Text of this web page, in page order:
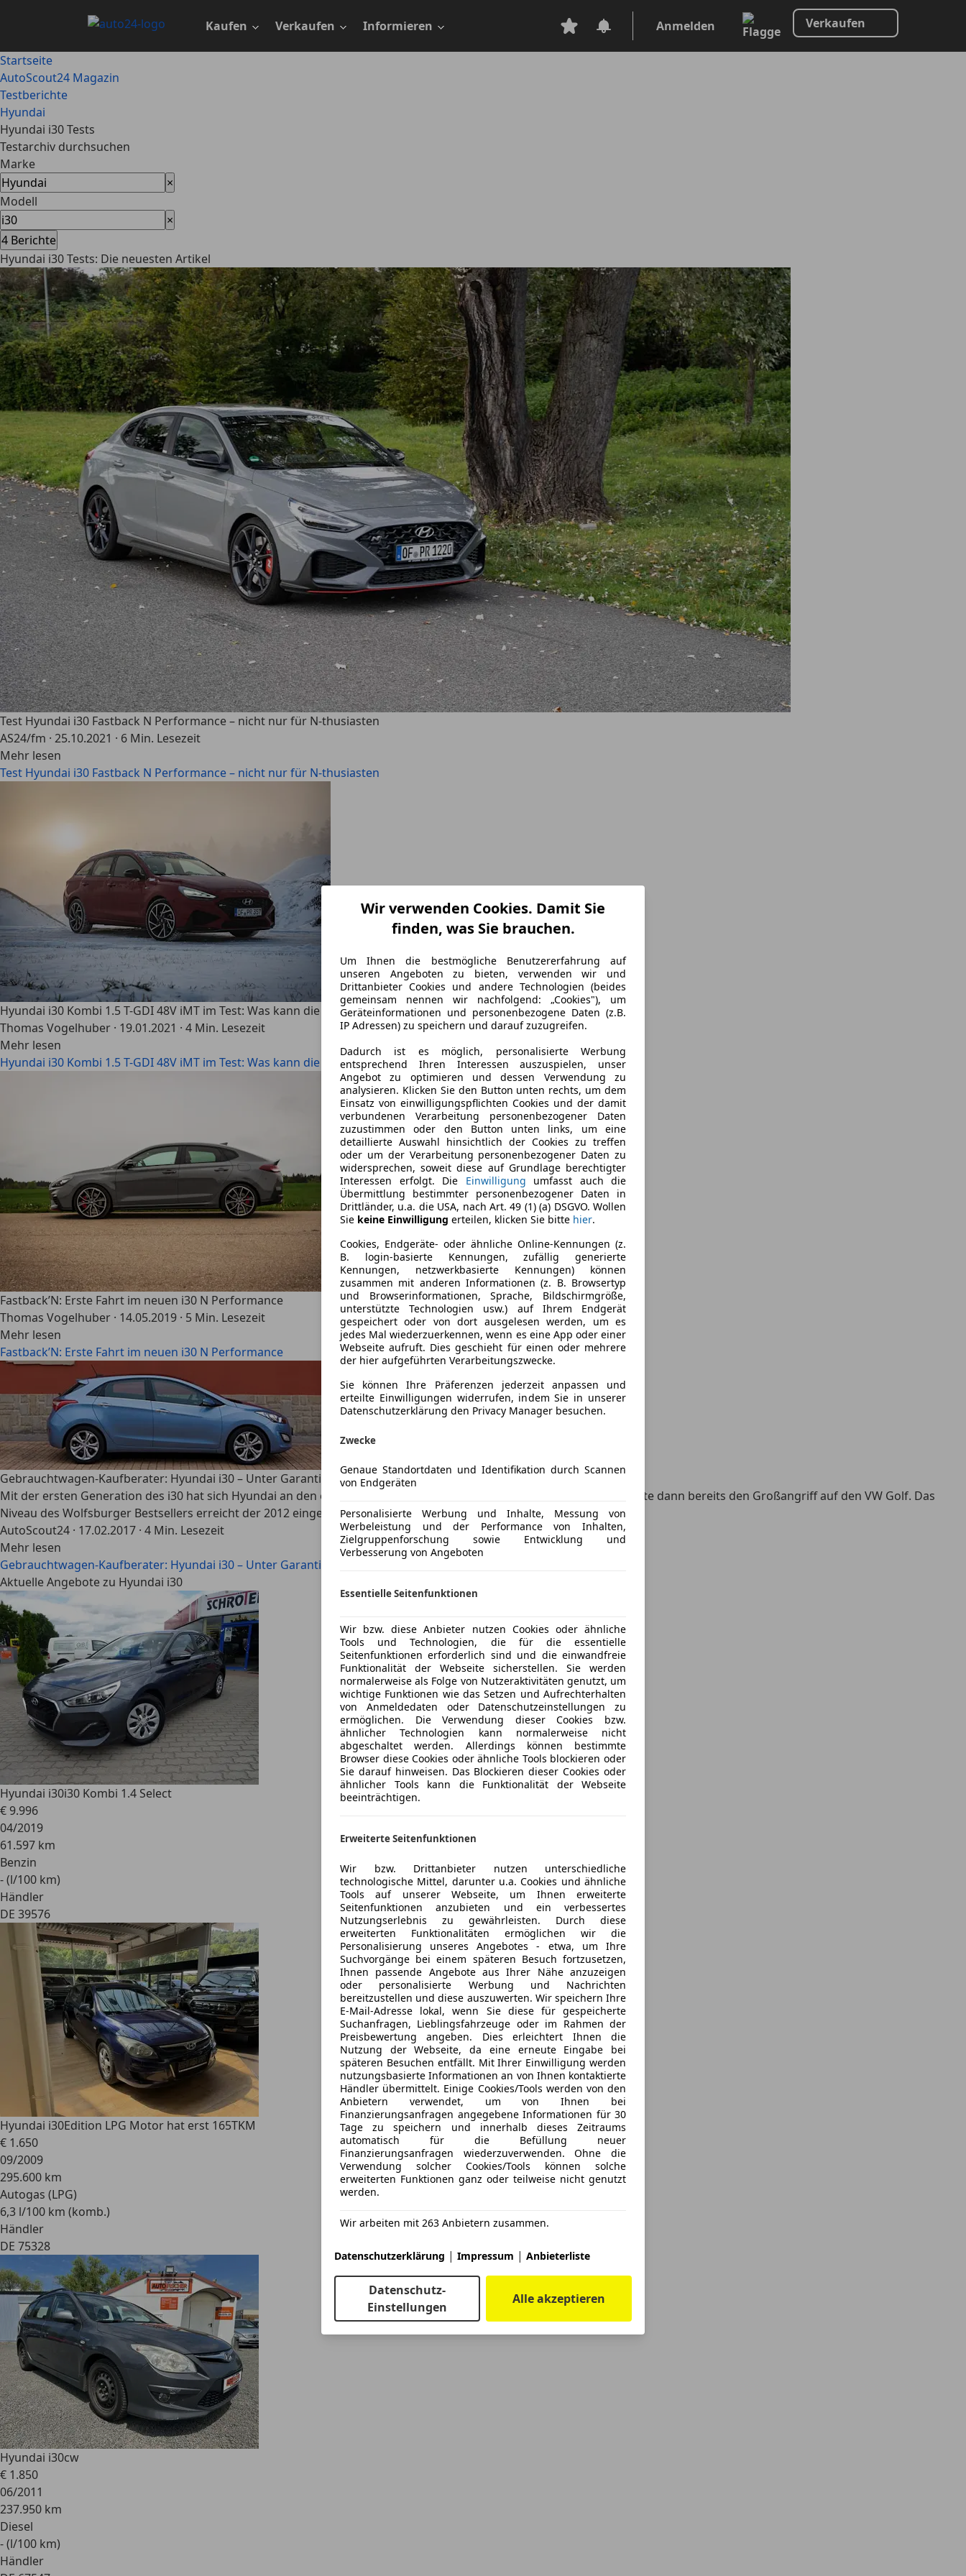
Kaufen Verkaufen Informieren Anmelden Verkaufen
Wir verwenden Cookies. Damit Sie
finden, was Sie brauchen.
Um Ihnen die bestmögliche Benutzererfahrung auf
unseren Angeboten zu bieten, verwenden wir und
Drittanbieter Cookies und andere Technologien (beides
gemeinsam nennen wir nachfolgend: „Cookies"), um
Geräteinformationen und personenbezogene Daten (z.B.
IP Adressen) zu speichern und darauf zuzugreifen.
Dadurch ist es möglich, personalisierte Werbung
entsprechend Ihren Interessen auszuspielen, unser
Angebot zu optimieren und dessen Verwendung zu
analysieren. Klicken Sie den Button unten rechts, um dem
Einsatz von einwilligungspflichten Cookies und der damit
verbundenen Verarbeitung personenbezogener Daten
zuzustimmen oder den Button unten links, um eine
detaillierte Auswahl hinsichtlich der Cookies zu treffen
oder um der Verarbeitung personenbezogener Daten zu
widersprechen, soweit diese auf Grundlage berechtigter
Interessen erfolgt. Die Einwilligung umfasst auch die
Übermittlung bestimmter personenbezogener Daten in
Drittländer, u.a. die USA, nach Art. 49 (1) (a) DSGVO. Wollen
Sie keine Einwilligung erteilen, klicken Sie bitte hier.
Cookies, Endgeräte- oder ähnliche Online-Kennungen (z.
B. login-basierte Kennungen, zufällig generierte
Kennungen, netzwerkbasierte Kennungen) können
zusammen mit anderen Informationen (z. B. Browsertyp
und Browserinformationen, Sprache, Bildschirmgröße,
unterstützte Technologien usw.) auf Ihrem Endgerät
gespeichert oder von dort ausgelesen werden, um es
jedes Mal wiederzuerkennen, wenn es eine App oder einer
Webseite aufruft. Dies geschieht für einen oder mehrere
der hier aufgeführten Verarbeitungszwecke.
Sie können Ihre Präferenzen jederzeit anpassen und
erteilte Einwilligungen widerrufen, indem Sie in unserer
Datenschutzerklärung den Privacy Manager besuchen.
Zwecke
Genaue Standortdaten und Identifikation durch Scannen
von Endgeräten
Personalisierte Werbung und Inhalte, Messung von
Werbeleistung und der Performance von Inhalten,
Zielgruppenforschung sowie Entwicklung und
Verbesserung von Angeboten
Essentielle Seitenfunktionen
Wir bzw. diese Anbieter nutzen Cookies oder ähnliche
Tools und Technologien, die für die essentielle
Seitenfunktionen erforderlich sind und die einwandfreie
Funktionalität der Webseite sicherstellen. Sie werden
normalerweise als Folge von Nutzeraktivitäten genutzt, um
wichtige Funktionen wie das Setzen und Aufrechterhalten
von Anmeldedaten oder Datenschutzeinstellungen zu
ermöglichen. Die Verwendung dieser Cookies bzw.
ähnlicher Technologien kann normalerweise nicht
abgeschaltet werden. Allerdings können bestimmte
Browser diese Cookies oder ähnliche Tools blockieren oder
Sie darauf hinweisen. Das Blockieren dieser Cookies oder
ähnlicher Tools kann die Funktionalität der Webseite
beeinträchtigen.
Erweiterte Seitenfunktionen
Wir bzw. Drittanbieter nutzen unterschiedliche
technologische Mittel, darunter u.a. Cookies und ähnliche
Tools auf unserer Webseite, um Ihnen erweiterte
Seitenfunktionen anzubieten und ein verbessertes
Nutzungserlebnis zu gewährleisten. Durch diese
erweiterten Funktionalitäten ermöglichen wir die
Personalisierung unseres Angebotes - etwa, um Ihre
Suchvorgänge bei einem späteren Besuch fortzusetzen,
Ihnen passende Angebote aus Ihrer Nähe anzuzeigen
oder personalisierte Werbung und Nachrichten
bereitzustellen und diese auszuwerten. Wir speichern Ihre
E-Mail-Adresse lokal, wenn Sie diese für gespeicherte
Suchanfragen, Lieblingsfahrzeuge oder im Rahmen der
Preisbewertung angeben. Dies erleichtert Ihnen die
Nutzung der Webseite, da eine erneute Eingabe bei
späteren Besuchen entfällt. Mit Ihrer Einwilligung werden
nutzungsbasierte Informationen an von Ihnen kontaktierte
Händler übermittelt. Einige Cookies/Tools werden von den
Anbietern verwendet, um von Ihnen bei
Finanzierungsanfragen angegebene Informationen für 30
Tage zu speichern und innerhalb dieses Zeitraums
automatisch für die Befüllung neuer
Finanzierungsanfragen wiederzuverwenden. Ohne die
Verwendung solcher Cookies/Tools können solche
erweiterten Funktionen ganz oder teilweise nicht genutzt
werden.
Wir arbeiten mit 263 Anbietern zusammen.
Datenschutzerklärung | Impressum | Anbieterliste
Datenschutz-
Einstellungen
Alle akzeptieren
Startseite
AutoScout24 Magazin
Testberichte
Hyundai
Hyundai i30 Tests
Testarchiv durchsuchen
Marke
×
Modell
×
4 Berichte
Hyundai i30 Tests: Die neuesten Artikel
Test Hyundai i30 Fastback N Performance – nicht nur für N-thusiasten
AS24/fm · 25.10.2021 · 6 Min. Lesezeit
Mehr lesen
Test Hyundai i30 Fastback N Performance – nicht nur für N-thusiasten
Hyundai i30 Kombi 1.5 T-GDI 48V iMT im Test: Was kann die Golf Variant Alternative?
Thomas Vogelhuber · 19.01.2021 · 4 Min. Lesezeit
Mehr lesen
Hyundai i30 Kombi 1.5 T-GDI 48V iMT im Test: Was kann die Golf Variant Alternative?
Fastback’N: Erste Fahrt im neuen i30 N Performance
Thomas Vogelhuber · 14.05.2019 · 5 Min. Lesezeit
Mehr lesen
Fastback’N: Erste Fahrt im neuen i30 N Performance
Gebrauchtwagen-Kaufberater: Hyundai i30 – Unter Garantie empfehlenswert
Mit der ersten Generation des i30 hat sich Hyundai an den europäischen Geschmack herangepirscht, die zweite startete dann bereits den Großangriff auf den VW Golf. Das
Niveau des Wolfsburger Bestsellers erreicht der 2012 eingeführte Koreaner zwar nicht.
AutoScout24 · 17.02.2017 · 4 Min. Lesezeit
Mehr lesen
Gebrauchtwagen-Kaufberater: Hyundai i30 – Unter Garantie empfehlenswert
Aktuelle Angebote zu Hyundai i30
Hyundai i30i30 Kombi 1.4 Select
€ 9.996
04/2019
61.597 km
Benzin
- (l/100 km)
Händler
DE 39576
Hyundai i30Edition LPG Motor hat erst 165TKM
€ 1.650
09/2009
295.600 km
Autogas (LPG)
6,3 l/100 km (komb.)
Händler
DE 75328
Hyundai i30cw
€ 1.850
06/2011
237.950 km
Diesel
- (l/100 km)
Händler